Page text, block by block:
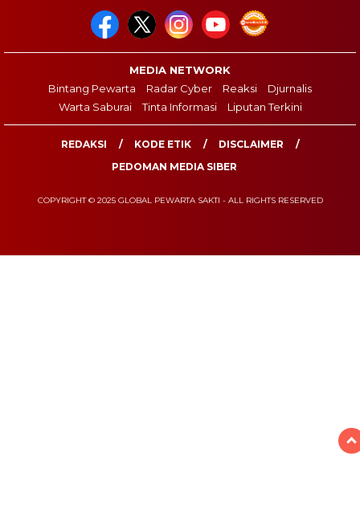
MEDIA NETWORK
Bintang Pewarta
Radar Cyber Reaksi
Djurnalis
Warta Saburai
Tinta Informasi Liputan Terkini
REDAKSI KODE ETIK
DISCLAIMER
PEDOMAN MEDIA SIBER
COPYRIGHT © 2025 GLOBAL PEWARTA SAKTI - ALL RIGHTS RESERVED